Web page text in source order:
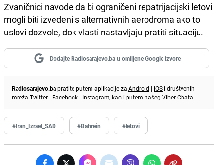
Zvaničnici navode da bi ograničeni repatrijacijski letovi
mogli biti izvedeni s alternativnih aerodroma ako to
uslovi dozvole, dok vlasti nastavljaju pratiti situaciju.
Dodajte Radiosarajevo.ba u omiljene Google izvore
Radiosarajevo.bapratite putem aplikacije za Android | iOS i društvenih
mreža Twitter | Facebook | Instagram, kao i putem našeg ViberChata.
#Iran_Izrael_SAD #Bahrein #letovi